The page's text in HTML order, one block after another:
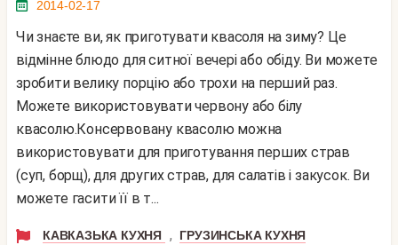
2014-02-17
Чи знаєте ви, як приготувати квасоля на зиму? Це
відмінне блюдо для ситної вечері або обіду. Ви можете
зробити велику порцію або трохи на перший раз.
Можете використовувати червону або білу
квасолю.Консервовану квасолю можна
використовувати для приготування перших страв
(суп, борщ), для других страв, для салатів і закусок. Ви
можете гасити її в т...
КАВКАЗЬКА КУХНЯ ,
ГРУЗИНСЬКА КУХНЯ